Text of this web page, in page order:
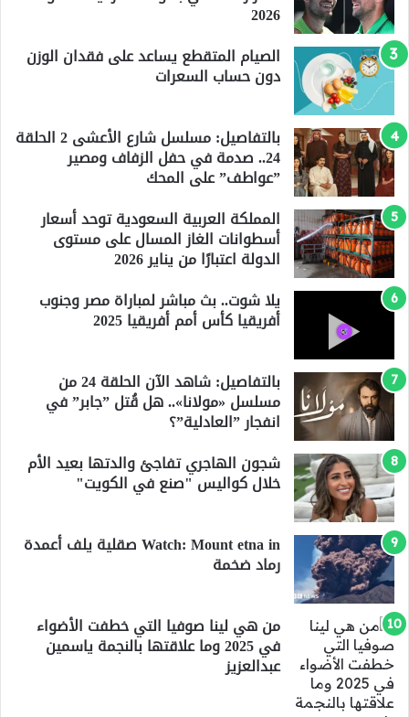
2026
الصيام المتقطع يساعد على فقدان الوزن
دون حساب السعرات
بالتفاصيل: مسلسل شارع الأعشى 2 الحلقة
24.. صدمة في حفل الزفاف ومصير
”عواطف” على المحك
المملكة العربية السعودية توحد أسعار
أسطوانات الغاز المسال على مستوى
الدولة اعتبارًا من يناير 2026
يلا شوت.. بث مباشر لمباراة مصر وجنوب
أفريقيا كأس أمم أفريقيا 2025
بالتفاصيل: شاهد الآن الحلقة 24 من
مسلسل «مولانا».. هل قُتل ”جابر” في
انفجار ”العادلية”؟
شجون الهاجري تفاجئ والدتها بعيد الأم
خلال كواليس "صنع في الكويت"
Watch: Mount etna in صقلية يلف أعمدة
رماد ضخمة
من هي لينا صوفيا التي خطفت الأضواء
في 2025 وما علاقتها بالنجمة ياسمين
عبدالعزيز